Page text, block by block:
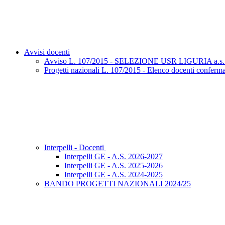
Avvisi docenti
Avviso L. 107/2015 - SELEZIONE USR LIGURIA
Progetti nazionali L. 107/2015 - Elenco docenti
Interpelli - Docenti
Interpelli GE - A.S. 2026-2027
Interpelli GE - A.S. 2025-2026
Interpelli GE - A.S. 2024-2025
BANDO PROGETTI NAZIONALI 2024/25